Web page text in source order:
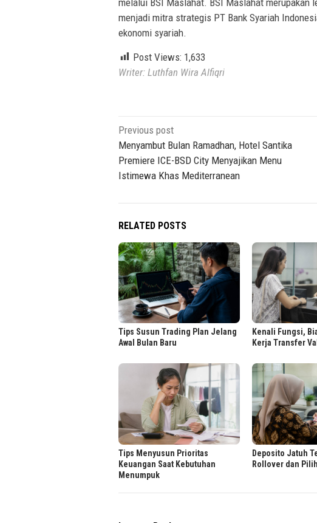
menjadi mitra strategis PT Bank Syariah
ekonomi syariah.
Post Views: 1,633
Writer: Luthfan Wira Alfiqri
Post
navigation
Previous post
Menyambut Bulan Ramadhan, Hotel Santika
Premiere ICE-BSD City Menyajikan Menu
Istimewa Khas Mediterranean
RELATED POSTS
Tips Susun Trading Plan Jelang
Awal Bulan Baru
Kenali Fungsi,
Kerja Transfer
Tips Menyusun Prioritas
Keuangan Saat Kebutuhan
Menumpuk
Deposito Jatuh
Rollover dan